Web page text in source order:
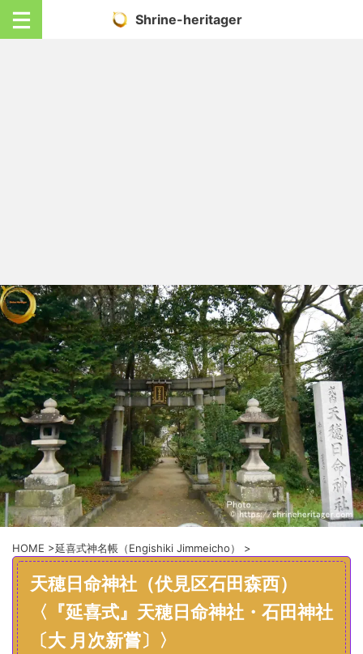
Shrine-heritager
HOME >延喜式神名帳（Engishiki Jimmeicho） >
天穂日命神社（伏見区石田森西）
〈『延喜式』天穂日命神社・石田神社
〔大 月次新嘗〕〉